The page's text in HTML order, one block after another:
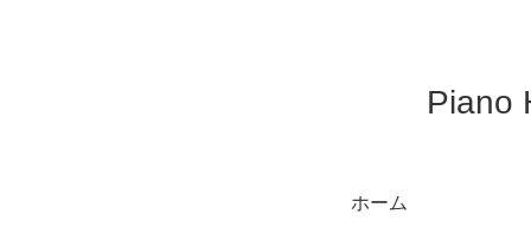
Piano
ホーム